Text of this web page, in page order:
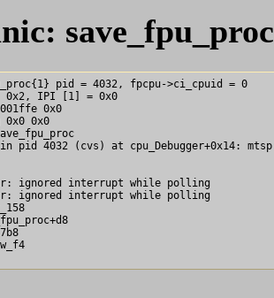
pid = 4032, fpcpu->ci_cpuid = 0
0x2, IPI [1] = 0x0
0x0
0x0 0x0
in pid 4032 (cvs) at cpu_Debugger+0x14:
ignored interrupt while polling
ignored interrupt while polling